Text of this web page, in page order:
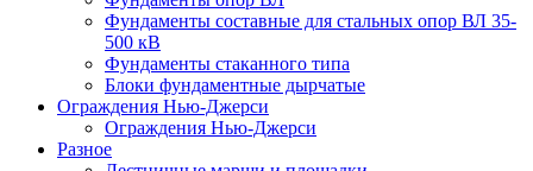
Фундаменты составные для стальных опор ВЛ 35-
500 кВ
Фундаменты стаканного типа
Блоки фундаментные дырчатые
Ограждения Нью-Джерси
Ограждения Нью-Джерси
Разное